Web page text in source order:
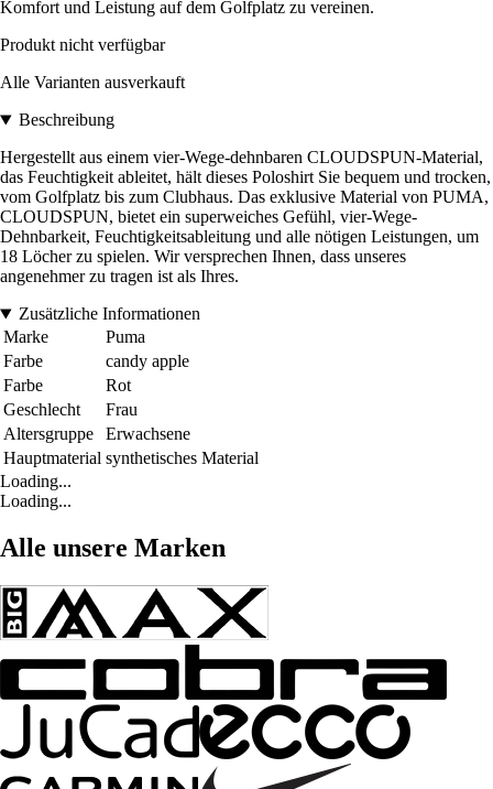
Komfort und Leistung auf dem Golfplatz zu vereinen.
Produkt nicht verfügbar
Alle Varianten ausverkauft
Beschreibung
Hergestellt aus einem vier-Wege-dehnbaren CLOUDSPUN-Material,
das Feuchtigkeit ableitet, hält dieses Poloshirt Sie bequem und trocken,
vom Golfplatz bis zum Clubhaus. Das exklusive Material von PUMA,
CLOUDSPUN, bietet ein superweiches Gefühl, vier-Wege-
Dehnbarkeit, Feuchtigkeitsableitung und alle nötigen Leistungen, um
18 Löcher zu spielen. Wir versprechen Ihnen, dass unseres
angenehmer zu tragen ist als Ihres.
Zusätzliche Informationen
Marke
Puma
Farbe
candy apple
Farbe
Rot
Geschlecht
Frau
Altersgruppe
Erwachsene
Hauptmaterial synthetisches Material
Loading...
Loading...
Alle unsere Marken